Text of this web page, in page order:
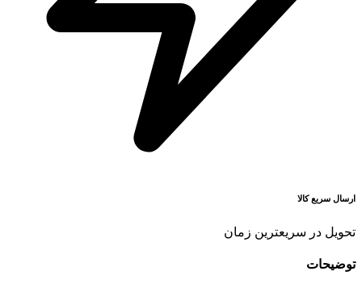
ارسال سریع کالا
تحویل در سریعترین زمان
توضیحات